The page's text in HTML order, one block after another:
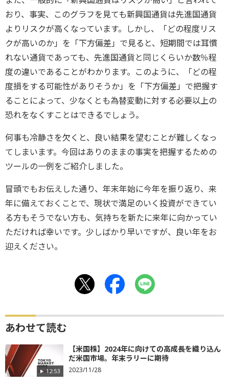
おり、事実、このグラフを見ても新興国通貨は先進国通貨
よりリスクが高くなっています。しかし、「どの程度リス
クが高いのか」を「下方偏差」で見ると、短期間では耳慣
れない通貨であっても、先進国通貨と同じくらいか数％程
度の違いであることがわかります。このように、「どの程
度損をする可能性がありそうか」を「下方偏差」で把握す
ることによって、少なくとも為替変動に対する必要以上の
恐れをなくすことはできるでしょう。
何事も冷静さを欠くと、良い結果を望むことが難しくなっ
てしまいます。今回はありのままの事実を把握するための
ツールの一例をご紹介しました。
冒頭でもお伝えした通り、年末年始に今年を振り返り、来
年に備えておくことで、現状で満足のいく投資ができてい
る方もそうでない方も、気持ちを新たに来年に向かってい
ただければ幸いです。少しばかり早いですが、良い年をお
迎えください。
あわせて読む
12:53
【米国株】2024年に向けての高成長を織り込ん
だ米国市場。年末ラリーに期待
2023/11/28